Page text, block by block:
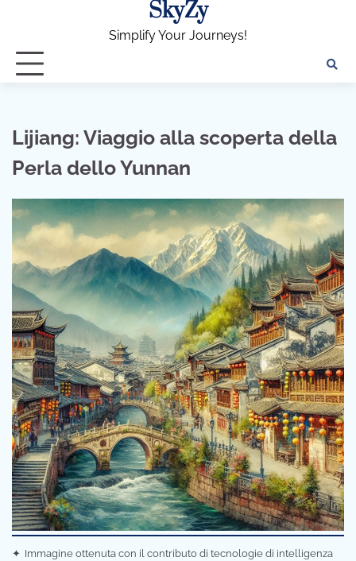
SkyZy
Simplify Your Journeys!
Lijiang: Viaggio alla scoperta della
Perla dello Yunnan
✦ Immagine ottenuta con il contributo di tecnologie di intelligenza